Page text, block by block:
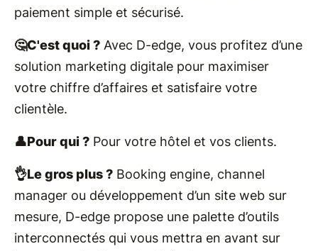
paiement simple et sécurisé.
🤔C'est quoi ? Avec D-edge, vous profitez d’une
solution marketing digitale pour maximiser
votre chiffre d’affaires et satisfaire votre
clientèle.
👤Pour qui ? Pour votre hôtel et vos clients.
👌Le gros plus ? Booking engine, channel
manager ou développement d’un site web sur
mesure, D-edge propose une palette d’outils
interconnectés qui vous mettra en avant sur